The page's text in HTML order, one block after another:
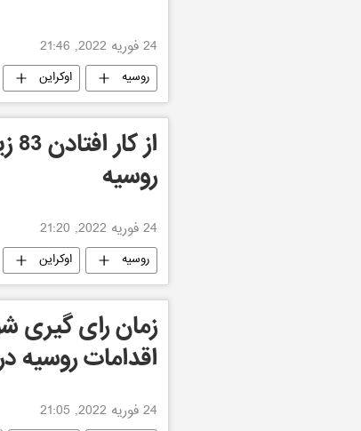
24 فوریه 2022, 21:46
روسیه اوکراین
روسیه
24 فوریه 2022, 21:20
روسیه اوکراین
زمان رای گیری
اقدامات
24 فوریه 2022, 21:05